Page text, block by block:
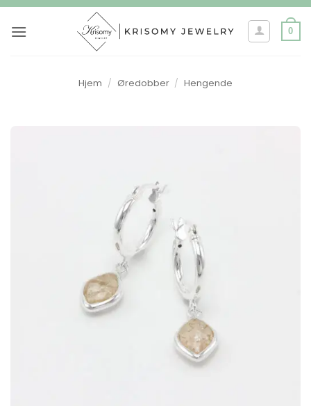
Skip
0
Hjem / Øredobber / Hengende